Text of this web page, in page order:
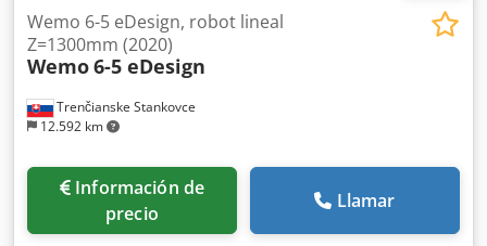
Trenčianske Stankovce
12.592 km
Wemo 6-5 eDesign, robot lineal
Z=1300mm (2020)
Wemo6-5 eDesign
Información de
precio
Llamar